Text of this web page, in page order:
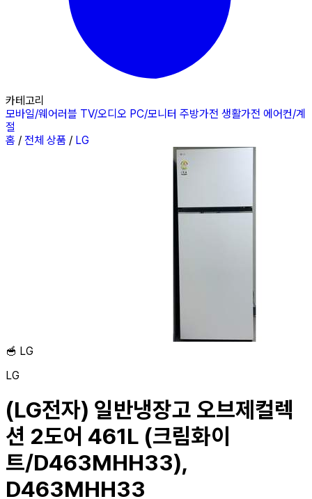
카테고리
모바일/웨어러블 TV/오디오 PC/모니터 주방가전 생활가전 에어컨/계
절
홈 / 전체 상품 / LG
🥣 LG
LG
(LG전자) 일반냉장고 오브제컬렉
션 2도어 461L (크림화이
트/D463MHH33),
D463MHH33